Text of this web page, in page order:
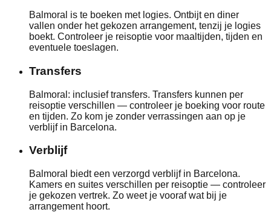
Balmoral is te boeken met logies. Ontbijt en diner
vallen onder het gekozen arrangement, tenzij je logies
boekt. Controleer je reisoptie voor maaltijden, tijden en
eventuele toeslagen.
Transfers
Balmoral: inclusief transfers. Transfers kunnen per
reisoptie verschillen — controleer je boeking voor route
en tijden. Zo kom je zonder verrassingen aan op je
verblijf in Barcelona.
Verblijf
Balmoral biedt een verzorgd verblijf in Barcelona.
Kamers en suites verschillen per reisoptie — controleer
je gekozen vertrek. Zo weet je vooraf wat bij je
arrangement hoort.